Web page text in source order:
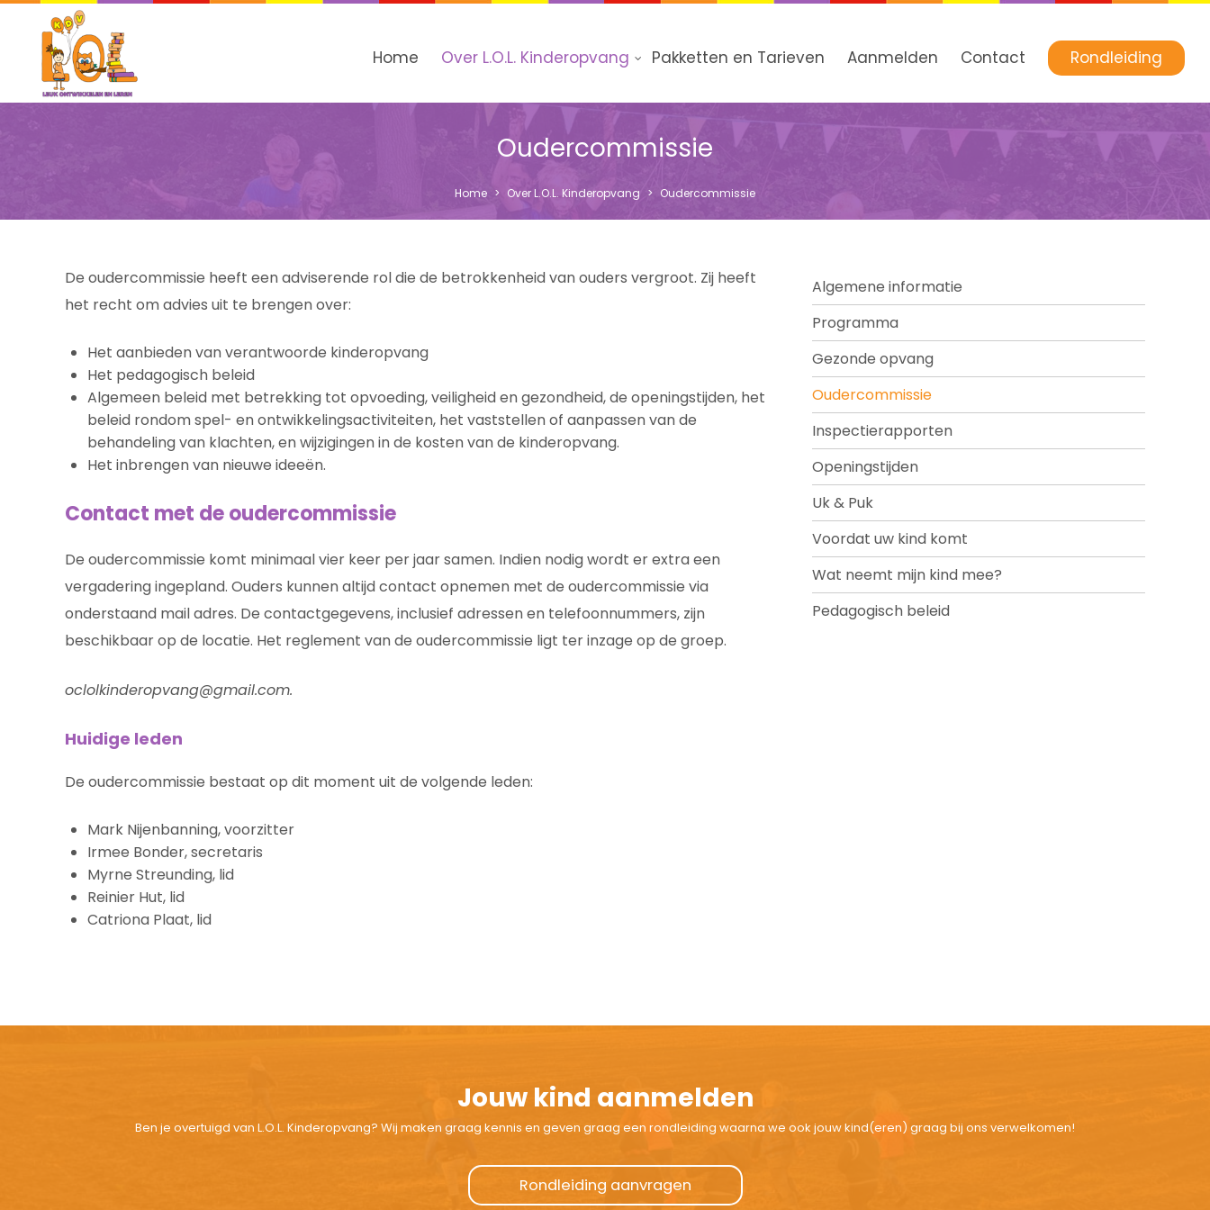
Home Over L.O.L. Kinderopvang Pakketten en Tarieven Aanmelden Contact Rondleiding
Oudercommissie
Home > Over L.O.L. Kinderopvang > Oudercommissie
De oudercommissie heeft een adviserende rol die de betrokkenheid van ouders vergroot. Zij heeft
het recht om advies uit te brengen over:
Het aanbieden van verantwoorde kinderopvang
Het pedagogisch beleid
Algemeen beleid met betrekking tot opvoeding, veiligheid en gezondheid, de openingstijden, het
beleid rondom spel- en ontwikkelingsactiviteiten, het vaststellen of aanpassen van de
behandeling van klachten, en wijzigingen in de kosten van de kinderopvang.
Het inbrengen van nieuwe ideeën.
Contact met de oudercommissie
De oudercommissie komt minimaal vier keer per jaar samen. Indien nodig wordt er extra een
vergadering ingepland. Ouders kunnen altijd contact opnemen met de oudercommissie via
onderstaand mail adres. De contactgegevens, inclusief adressen en telefoonnummers, zijn
beschikbaar op de locatie. Het reglement van de oudercommissie ligt ter inzage op de groep.
oclolkinderopvang@gmail.com.
Huidige leden
De oudercommissie bestaat op dit moment uit de volgende leden:
Mark Nijenbanning, voorzitter
Irmee Bonder, secretaris
Myrne Streunding, lid
Reinier Hut, lid
Catriona Plaat, lid
Algemene informatie
Programma
Gezonde opvang
Oudercommissie
Inspectierapporten
Openingstijden
Uk & Puk
Voordat uw kind komt
Wat neemt mijn kind mee?
Pedagogisch beleid
Jouw kind aanmelden
Ben je overtuigd van L.O.L. Kinderopvang? Wij maken graag kennis en geven graag een rondleiding waarna we ook jouw kind(eren) graag bij ons verwelkomen!
Rondleiding aanvragen